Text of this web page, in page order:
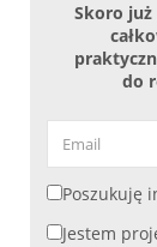
Skoro
do
Poszukuję
Jestem